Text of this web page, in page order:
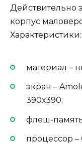
Действительно
корпус
Характеристики:
материал –
экран –
390х390;
флеш-память
процессор